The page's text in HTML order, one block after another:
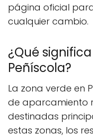
página oficial
cualquier cambio.
¿Qué
Peñíscola?
La zona verde en
de aparcamiento
destinadas
estas zonas, los